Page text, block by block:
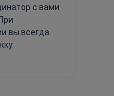
с вами
вы всегда